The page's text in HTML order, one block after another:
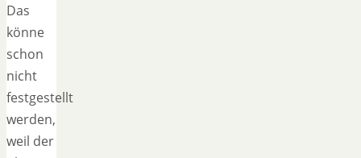
Das
könne
schon
nicht
festgestellt
werden,
weil der